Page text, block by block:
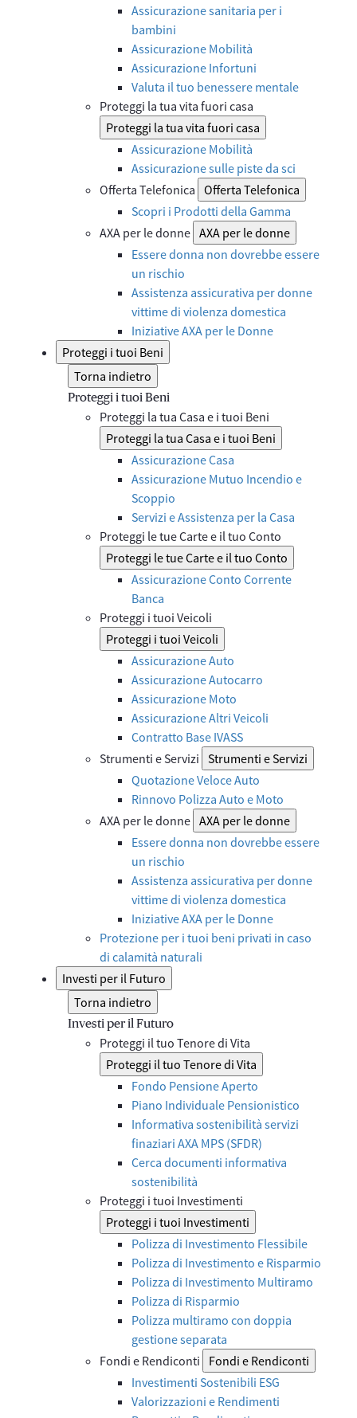
Assicurazione sanitaria per i
bambini
Assicurazione Mobilità
Assicurazione Infortuni
Valuta il tuo benessere mentale
Proteggi la tua vita fuori casa
Proteggi la tua vita fuori casa
Assicurazione Mobilità
Assicurazione sulle piste da sci
Offerta Telefonica Offerta Telefonica
Scopri i Prodotti della Gamma
AXA per le donne AXA per le donne
Essere donna non dovrebbe essere
un rischio
Assistenza assicurativa per donne
vittime di violenza domestica
Iniziative AXA per le Donne
Proteggi i tuoi Beni
Torna indietro
Proteggi i tuoi Beni
Proteggi la tua Casa e i tuoi Beni
Proteggi la tua Casa e i tuoi Beni
Assicurazione Casa
Assicurazione Mutuo Incendio e
Scoppio
Servizi e Assistenza per la Casa
Proteggi le tue Carte e il tuo Conto
Proteggi le tue Carte e il tuo Conto
Assicurazione Conto Corrente
Banca
Proteggi i tuoi Veicoli
Proteggi i tuoi Veicoli
Assicurazione Auto
Assicurazione Autocarro
Assicurazione Moto
Assicurazione Altri Veicoli
Contratto Base IVASS
Strumenti e Servizi Strumenti e Servizi
Quotazione Veloce Auto
Rinnovo Polizza Auto e Moto
AXA per le donne AXA per le donne
Essere donna non dovrebbe essere
un rischio
Assistenza assicurativa per donne
vittime di violenza domestica
Iniziative AXA per le Donne
Protezione per i tuoi beni privati in caso
di calamità naturali
Investi per il Futuro
Torna indietro
Investi per il Futuro
Proteggi il tuo Tenore di Vita
Proteggi il tuo Tenore di Vita
Fondo Pensione Aperto
Piano Individuale Pensionistico
Informativa sostenibilità servizi
finaziari AXA MPS (SFDR)
Cerca documenti informativa
sostenibilità
Proteggi i tuoi Investimenti
Proteggi i tuoi Investimenti
Polizza di Investimento Flessibile
Polizza di Investimento e Risparmio
Polizza di Investimento Multiramo
Polizza di Risparmio
Polizza multiramo con doppia
gestione separata
Fondi e Rendiconti
Fondi e Rendiconti
Investimenti Sostenibili ESG
Valorizzazioni e Rendimenti